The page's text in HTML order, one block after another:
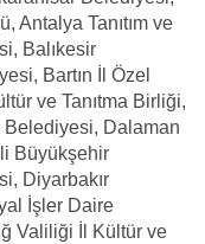
Antalya Tanıtım ve
Balıkesir
Bartın İl Özel
ve Tanıtma Birliği,
Belediyesi, Dalaman
Büyükşehir
Diyarbakır
İşler Daire
Valiliği İl Kültür ve